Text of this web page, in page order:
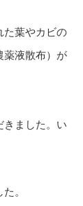
た葉やカビの
薬液散布）が
きました。い
。